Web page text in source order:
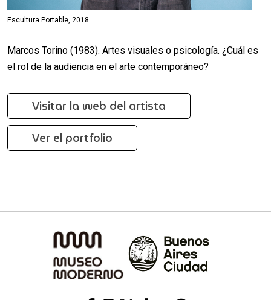
Escultura Portable, 2018
Marcos Torino (1983). Artes visuales o psicología. ¿Cuál es
el rol de la audiencia en el arte contemporáneo?
Visitar la web del artista
Ver el portfolio